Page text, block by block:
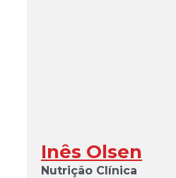
Inês Olsen
Nutrição Clínica